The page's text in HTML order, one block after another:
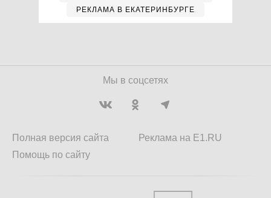
РЕКЛАМА В ЕКАТЕРИНБУРГЕ
Мы в соцсетях
Полная версия сайта
Помощь по сайту
Реклама на E1.RU